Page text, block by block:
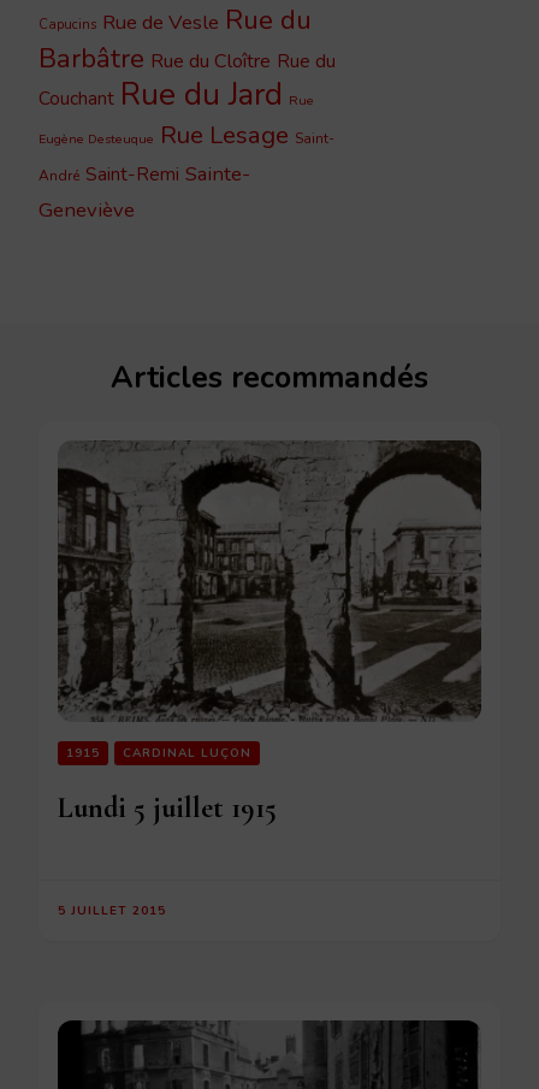
Capucins Rue de Vesle Rue du
Barbâtre Rue du Cloître Rue du
Couchant Rue du Jard Rue
Eugène Desteuque Rue Lesage Saint-
André Saint-Remi Sainte-
Geneviève
Articles recommandés
1915 CARDINAL LUÇON
Lundi 5 juillet 1915
5 JUILLET 2015